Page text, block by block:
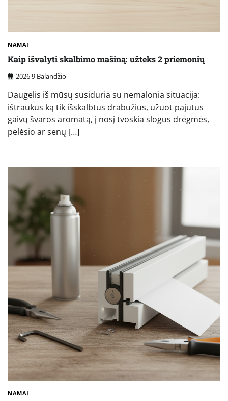
NAMAI
Kaip išvalyti skalbimo mašiną: užteks 2 priemonių
2026 9 Balandžio
Daugelis iš mūsų susiduria su nemalonia situacija:
ištraukus ką tik išskalbtus drabužius, užuot pajutus
gaivų švaros aromatą, į nosį tvoskia slogus drėgmės,
pelėsio ar senų […]
NAMAI